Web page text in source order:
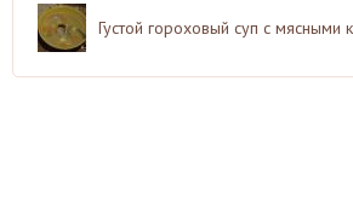
Густой гороховый суп с мясными